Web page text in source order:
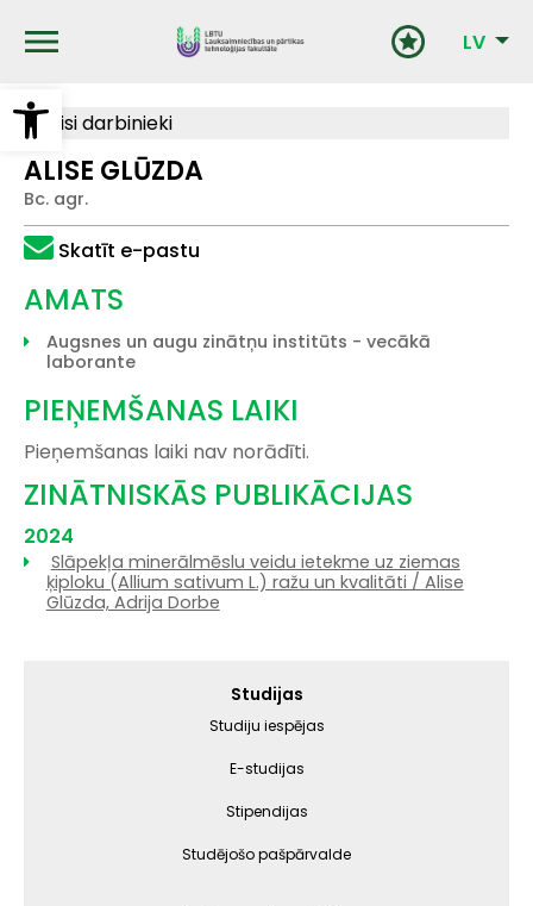
Open toolbar
galveno LV
Visi darbinieki
ALISE GLŪZDA
Bc. agr.
Skatīt e-pastu
AMATS
Augsnes un augu zinātņu institūts - vecākā
laborante
PIEŅEMŠANAS LAIKI
Pieņemšanas laiki nav norādīti.
ZINĀTNISKĀS PUBLIKĀCIJAS
2024
Slāpekļa minerālmēslu veidu ietekme uz ziemas
ķiploku (Allium sativum L.) ražu un kvalitāti / Alise
Glūzda, Adrija Dorbe
Studijas
Studiju iespējas
E-studijas
Stipendijas
Studējošo pašpārvalde